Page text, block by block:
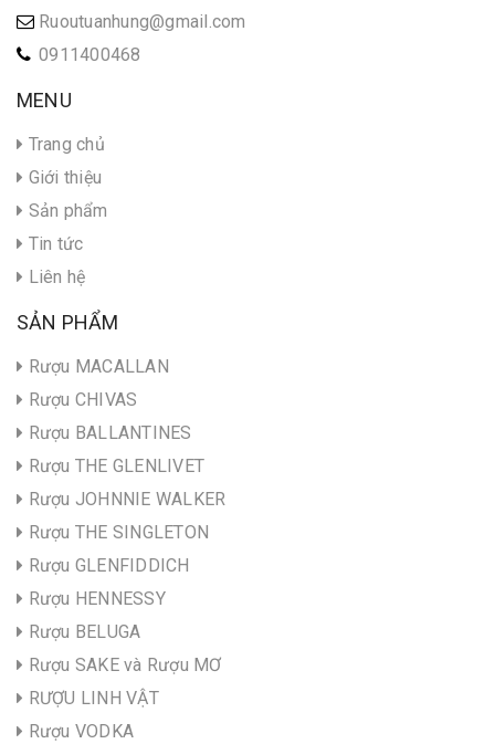
Ruoutuanhung@gmail.com
0911400468
MENU
Trang chủ
Giới thiệu
Sản phẩm
Tin tức
Liên hệ
SẢN PHẨM
Rượu MACALLAN
Rượu CHIVAS
Rượu BALLANTINES
Rượu THE GLENLIVET
Rượu JOHNNIE WALKER
Rượu THE SINGLETON
Rượu GLENFIDDICH
Rượu HENNESSY
Rượu BELUGA
Rượu SAKE và Rượu MƠ
RƯỢU LINH VẬT
Rượu VODKA